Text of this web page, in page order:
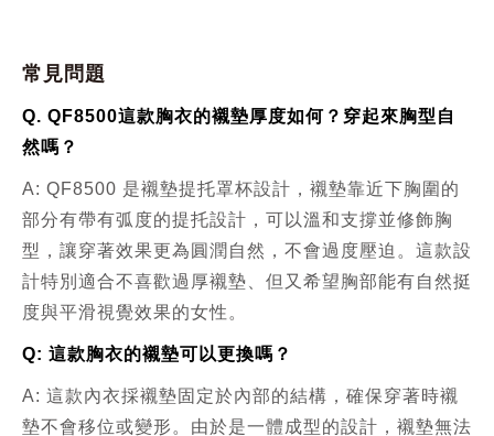
常見問題
Q. QF8500這款胸衣的襯墊厚度如何？穿起來胸型自
然嗎？
A: QF8500 是襯墊提托罩杯設計，襯墊靠近下胸圍的
部分有帶有弧度的提托設計，可以溫和支撐並修飾胸
型，讓穿著效果更為圓潤自然，不會過度壓迫。這款設
計特別適合不喜歡過厚襯墊、但又希望胸部能有自然挺
度與平滑視覺效果的女性。
Q: 這款胸衣的襯墊可以更換嗎？
A: 這款內衣採襯墊固定於內部的結構，確保穿著時襯
墊不會移位或變形。由於是一體成型的設計，襯墊無法